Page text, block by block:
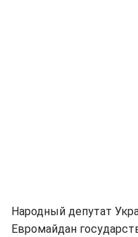
Народный депутат
Евромайдан